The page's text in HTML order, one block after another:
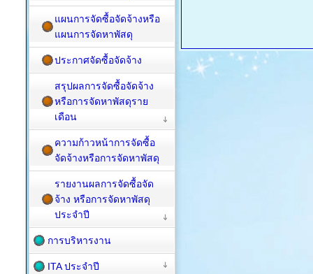
แผนการจัดซื้อจัดจ้างหรือ
แผนการจัดหาพัสดุ
ประกาศจัดซื้อจัดจ้าง
สรุปผลการจัดซื้อจัดจ้าง
หรือการจัดหาพัสดุราย
เดือน
ความก้าวหน้าการจัดซื้อ
จัดจ้างหรือการจัดหาพัสดุ
รายงานผลการจัดซื้อจัด
จ้าง หรือการจัดหาพัสดุ
ประจำปี
การบริหารงาน
ITA ประจำปี